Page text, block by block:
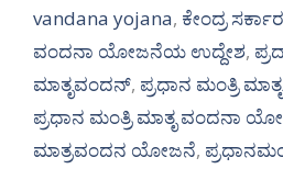
vandana yojana, ಕೇಂದ್ರ
ವಂದನಾ ಯೋಜನೆಯ ಉದ್ದೇಶ,
ಮಾತೃವಂದನ್, ಪ್ರಧಾನ ಮಂತ್ರಿ
ಪ್ರಧಾನ ಮಂತ್ರಿ ಮಾತೃ ವಂದನಾ
ಮಾತ್ರವಂದನ ಯೋಜನೆ,